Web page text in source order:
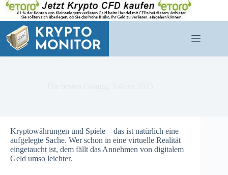
Zum
Inhalt
springen
Kryptowährungen und Spiele – das ist natürlich eine
aufgelegte Sache. Wer schon in eine virtuelle Realität
eingetaucht ist, dem fällt das Annehmen von digitalem
Geld umso leichter.